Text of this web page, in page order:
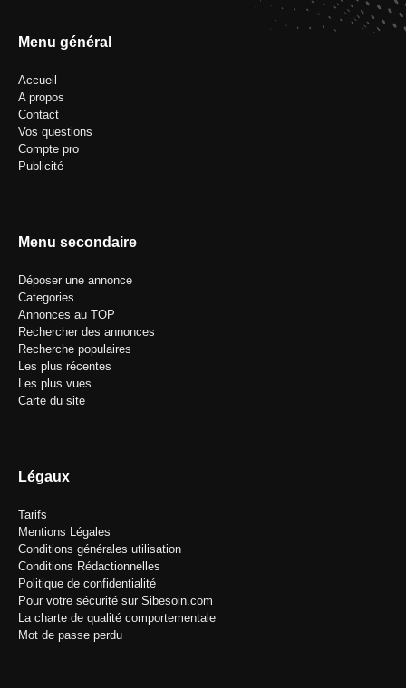
Menu général
Accueil
A propos
Contact
Vos questions
Compte pro
Publicité
Menu secondaire
Déposer une annonce
Categories
Annonces au TOP
Rechercher des annonces
Recherche populaires
Les plus récentes
Les plus vues
Carte du site
Légaux
Tarifs
Mentions Légales
Conditions générales utilisation
Conditions Rédactionnelles
Politique de confidentialité
Pour votre sécurité sur Sibesoin.com
La charte de qualité comportementale
Mot de passe perdu